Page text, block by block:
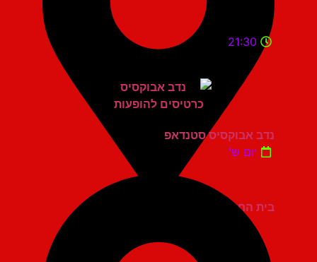
בית החייל תל אביב
21:30
נדב אבוקסיס סטנדאפ
יום ש'